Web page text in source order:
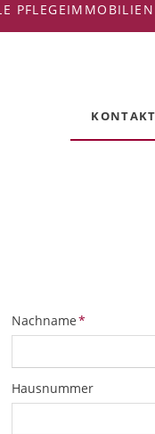
KONTAKT
Pflichtfeld
Nachname*
Hausnummer